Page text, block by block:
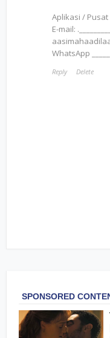
Aplikasi / Pusat
E-mail: ._________
WhatsApp
Reply Delete